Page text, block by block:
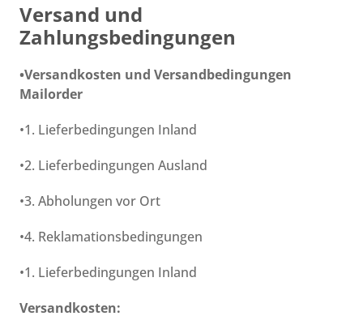
Versand und
Zahlungsbedingungen
•Versandkosten und Versandbedingungen
Mailorder
•1. Lieferbedingungen Inland
•2. Lieferbedingungen Ausland
•3. Abholungen vor Ort
•4. Reklamationsbedingungen
•1. Lieferbedingungen Inland
Versandkosten: